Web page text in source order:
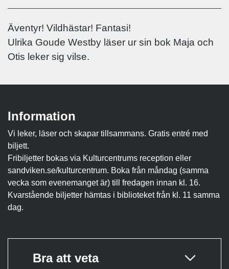
Äventyr! Vildhästar! Fantasi!
Ulrika Goude Westby läser ur sin bok Maja och
Otis leker sig vilse.
Information
Vi leker, läser och skapar tillsammans. Gratis entré med
biljett.
Fribiljetter bokas via Kulturcentrums reception eller
sandviken.se/kulturcentrum. Boka från måndag (samma
vecka som evenemanget är) till fredagen innan kl. 16.
Kvarstående biljetter hämtas i biblioteket från kl. 11 samma
dag.
Bra att veta